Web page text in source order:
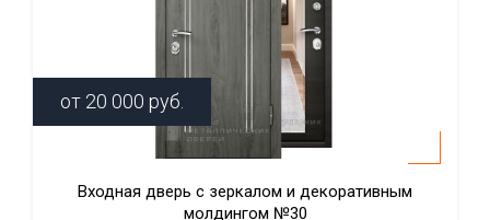
от 20 000 руб.
Входная дверь с зеркалом и декоративным
молдингом №30